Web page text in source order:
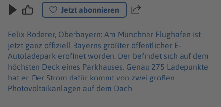
Jetzt abonnieren Teilen
Felix Roderer, Oberbayern: Am Münchner Flughafen ist
jetzt ganz offiziell Bayerns größter öffentlicher E-
Autoladepark eröffnet worden. Der befindet sich auf dem
höchsten Deck eines Parkhauses. Genau 275 Ladepunkte
hat er. Der Strom dafür kommt von zwei großen
Photovoltaikanlagen auf dem Dach